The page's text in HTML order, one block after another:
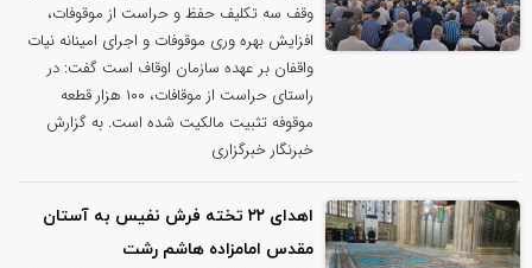
وقف سه تکلیف حفظ و حراست از موقوفات،
افزایش بهره وری موقوفات و اجرای امینانه نیات
واقفان بر عهده سازمان اوقاف است گفت: در
راستای حراست از موقافات، ۱۰۰ هزار قطعه
موقوفه تثبیت مالکیت شده است. به گزارش
خبرنگار خبرگزاری
اهدای ۲۲ تخته فرش نفیس به آستان
مقدس امامزاده هاشم رشت